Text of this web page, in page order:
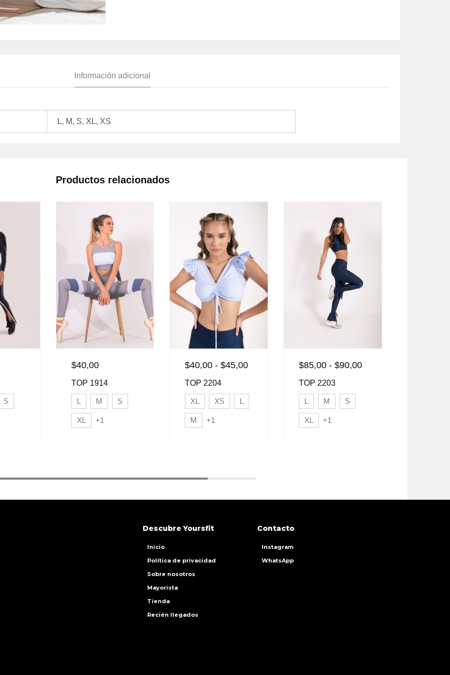
Información adicional
L, M, S, XL, XS
Productos relacionados
S
$40,00
TOP 1914
L M S
XL +1
$40,00 - $45,00
TOP 2204
XL XS L
M +1
$85,00 - $90,00
TOP 2203
L M S
XL +1
Inicio
Política de privacidad
Sobre nosotros
Mayorista
Tienda
Recién llegados
Descubre Yoursfit
Instagram
WhatsApp
Contacto